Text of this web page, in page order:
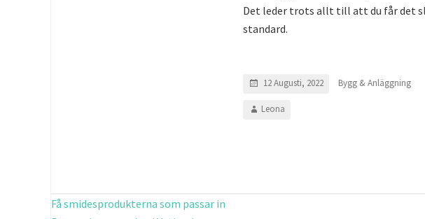
Det leder trots allt till att du får det
standard.
12 Augusti, 2022
Leona
Bygg & Anläggning
Få smidesprodukterna som passar in